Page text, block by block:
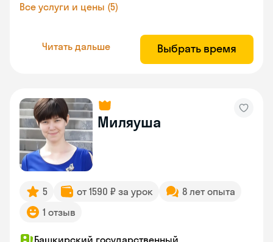
Все услуги и цены (5)
Читать дальше Выбрать время
Миляуша
5 от 1590 ₽ за урок
8 лет опыта
1 отзыв
Башкирский государственный